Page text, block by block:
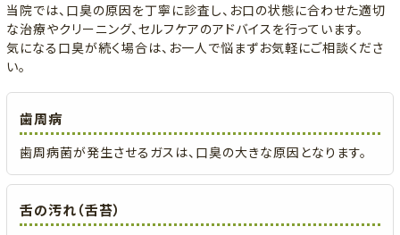
当院では、口臭の原因を丁寧に診査し、お口の状態に合わせた適切
な治療やクリーニング、セルフケアのアドバイスを行っています。
気になる口臭が続く場合は、お一人で悩まずお気軽にご相談くださ
い。
歯周病
歯周病菌が発生させるガスは、口臭の大きな原因となります。
舌の汚れ（舌苔）